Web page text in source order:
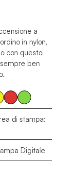
a
in nylon,
con questo
ben
di stampa:
Digitale